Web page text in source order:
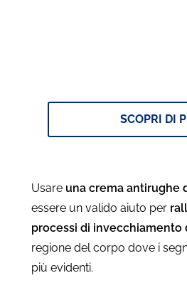
SCOPRI DI
Usare una crema antirughe
essere un valido aiuto per
processi di invecchiamento
regione del corpo dove i
più evidenti.